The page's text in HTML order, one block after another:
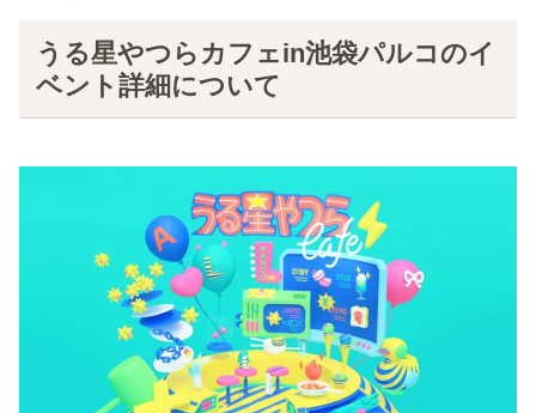
うる星やつらカフェin池袋パルコのイ
ベント詳細について